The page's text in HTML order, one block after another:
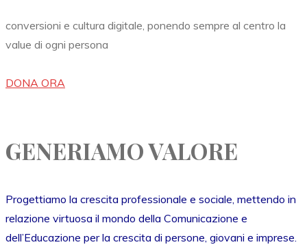
conversioni e cultura digitale, ponendo sempre al centro la
value di ogni persona
DONA ORA
GENERIAMO VALORE
Progettiamo la crescita professionale e sociale, mettendo in
relazione virtuosa il mondo della Comunicazione e
dell’Educazione per la crescita di persone, giovani e imprese.